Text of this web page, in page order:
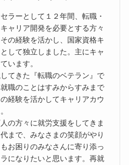
ラーとして１２年間、転職・
ャリア開発を必要とする方々
の経験を活かし、国家資格キ
して独立しました。主にキャ
います。
てきた『転職のベテラン』で
職のことはすみからすみまで
経験を活かしてキャリアカウ
の方々に就労支援をしてきま
まで、みなさまの笑顔がやり
お困りのみなさんに寄り添っ
になりたいと思います。再就